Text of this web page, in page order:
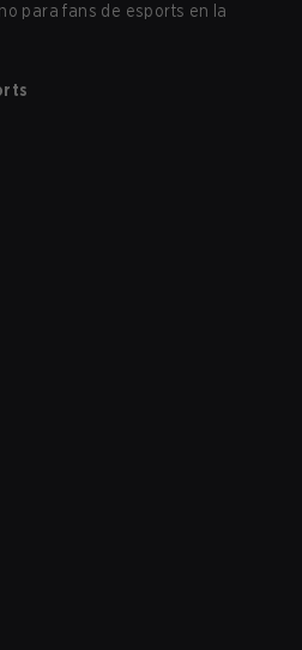
para fans de esports en la